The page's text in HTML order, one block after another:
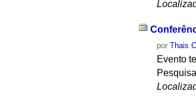
porThais
Evento